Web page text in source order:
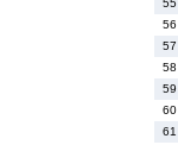
55
56
57
58
59
60
61